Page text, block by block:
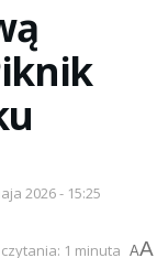
2026 - 15:25
1 minuta
AA